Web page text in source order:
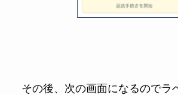
その後、次の画面になるのでラ